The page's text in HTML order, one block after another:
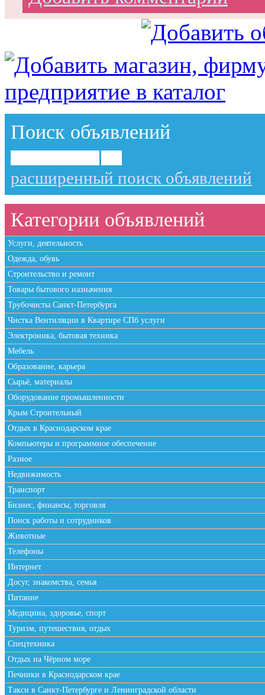
Поиск объявлений
расширенный поиск объявлений
Категории объявлений
Услуги, деятельность
Одежда, обувь
Строительство и ремонт
Товары бытового назначения
Трубочисты Санкт-Петербурга
Чистка Вентиляции в Квартире СПб услуги
Электроника, бытовая техника
Мебель
Образование, карьера
Сырьё, материалы
Оборудование промышленности
Крым Строительный
Отдых в Краснодарском крае
Компьютеры и программное обеспечение
Разное
Недвижимость
Транспорт
Бизнес, финансы, торговля
Поиск работы и сотрудников
Животные
Телефоны
Интернет
Досуг, знакомства, семья
Питание
Медицина, здоровье, спорт
Туризм, путешествия, отдых
Спецтехника
Отдых на Чёрном море
Печники в Краснодарском крае
Такси в Санкт-Петербурге и Ленинградской области